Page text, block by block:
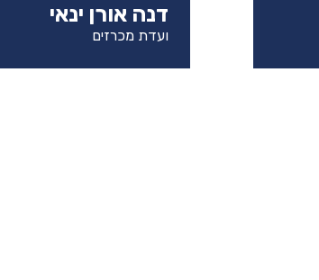
דנה אורן ינאי
ועדת מכרזים